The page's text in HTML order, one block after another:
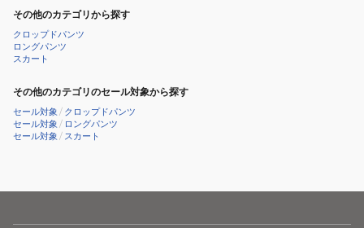
ン
グ
ウ
ェ
ア
グ
その他のカテゴリから探す
クロップドパンツ
ロングパンツ
スカート
その他のカテゴリのセール対象から探す
セール対象 / クロップドパンツ
セール対象 / ロングパンツ
セール対象 / スカート